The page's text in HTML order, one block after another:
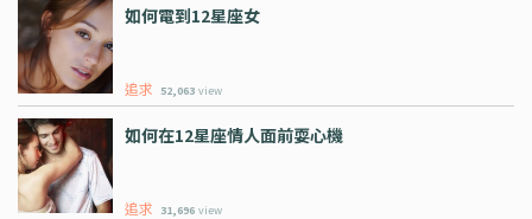
如何電到12星座女
追求 52,063 view
如何在12星座情人面前耍心機
追求 31,696 view